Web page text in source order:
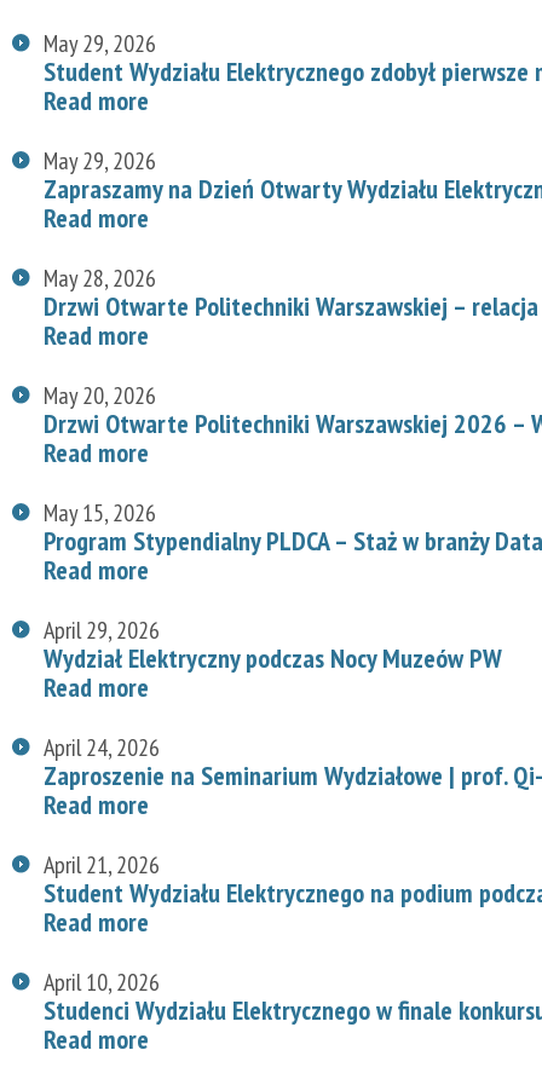
May 29, 2026
Student Wydziału Elektrycznego zdobył
Read more
May 29, 2026
Zapraszamy na Dzień Otwarty Wydziału
Read more
May 28, 2026
Drzwi Otwarte Politechniki Warszawskiej – relacja
Read more
May 20, 2026
Drzwi Otwarte Politechniki Warszawskiej 2026 –
Read more
May 15, 2026
Program Stypendialny PLDCA – Staż w branży
Read more
April 29, 2026
Wydział Elektryczny podczas Nocy Muzeów PW
Read more
April 24, 2026
Zaproszenie na Seminarium Wydziałowe | prof.
Read more
April 21, 2026
Student Wydziału Elektrycznego na podium
Read more
April 10, 2026
Studenci Wydziału Elektrycznego w finale
Read more